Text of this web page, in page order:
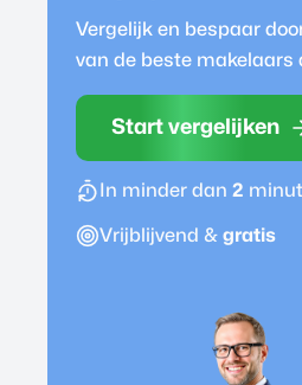
Vergelijk en bespaar
van de beste makelaars
Start vergelijken
In minder dan 2
Vrijblijvend & gratis